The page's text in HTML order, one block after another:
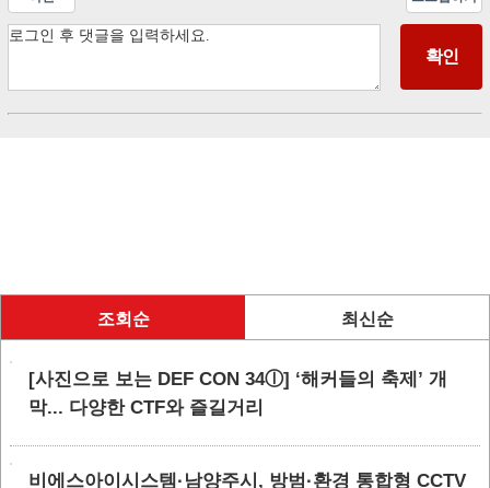
조회순 최신순
[사진으로 보는 DEF CON 34ⓛ] ‘해커들의 축제’ 개
막... 다양한 CTF와 즐길거리
비에스아이시스템·남양주시, 방범·환경 통합형 CCTV